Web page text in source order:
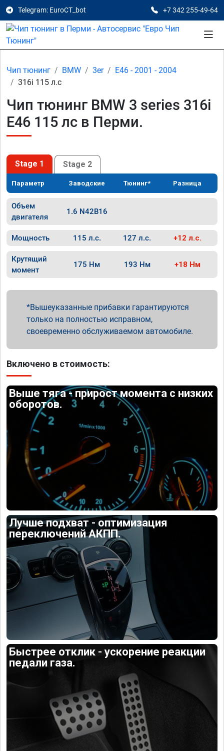
Telegram: EuroCT_bot +7 342 255-49-64
Чип тюнинг BMW 3er
E46 - 2001 - 2004
316i 115 л.с
Чип тюнинг BMW 3 series 316i
E46 115 лс в Перми.
Stage 1 Stage 2
Параметр Заводские Тюнинг* Разница
Объем
двигателя
1.6 N42B16
Мощность 115 л.с. 127 л.с. +12 л.с.
Крутящий
момент
175 Нм 193 Нм +18 Нм
Вышеуказанные прибавки гарантируются
только на полностью исправном,
своевременно обслуживаемом автомобиле.
Включено в стоимость:
Выше тяга - прирост момента с низких
оборотов.
Лучше подхват - оптимизация
переключений АКПП.
Быстрее отклик - ускорение реакции
педали газа.